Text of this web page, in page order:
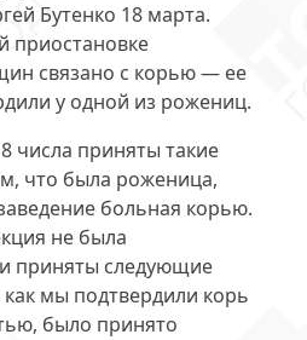
Бутенко 18 марта.
приостановке
связано с корью — ее
у одной из рожениц.
числа приняты такие
что была роженица,
больная корью.
не была
приняты следующие
мы подтвердили корь
было принято